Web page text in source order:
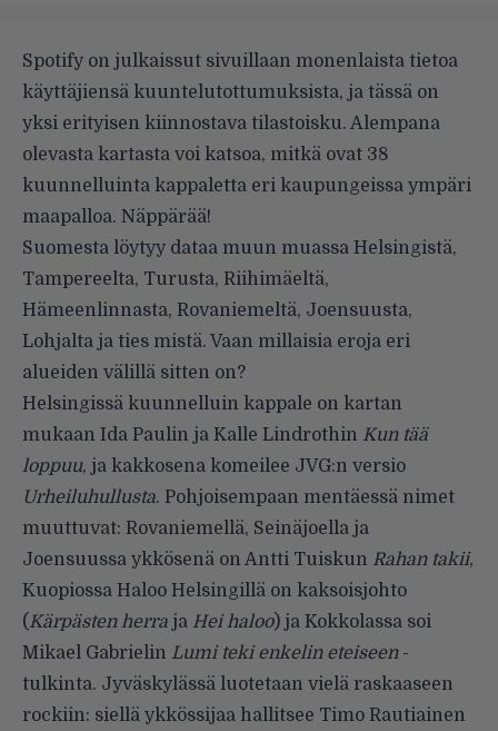
Spotify on julkaissut sivuillaan monenlaista tietoa
käyttäjiensä kuuntelutottumuksista, ja tässä on
yksi erityisen kiinnostava tilastoisku. Alempana
olevasta kartasta voi katsoa, mitkä ovat 38
kuunnelluinta kappaletta eri kaupungeissa ympäri
maapalloa. Näppärää!
Suomesta löytyy dataa muun muassa Helsingistä,
Tampereelta, Turusta, Riihimäeltä,
Hämeenlinnasta, Rovaniemeltä, Joensuusta,
Lohjalta ja ties mistä. Vaan millaisia eroja eri
alueiden välillä sitten on?
Helsingissä kuunnelluin kappale on kartan
mukaan Ida Paulin ja Kalle Lindrothin Kun tää
loppuu, ja kakkosena komeilee JVG:n versio
Urheiluhullusta. Pohjoisempaan mentäessä nimet
muuttuvat: Rovaniemellä, Seinäjoella ja
Joensuussa ykkösenä on Antti Tuiskun Rahan takii,
Kuopiossa Haloo Helsingillä on kaksoisjohto
(Kärpästen herra ja Hei haloo) ja Kokkolassa soi
Mikael Gabrielin Lumi teki enkelin eteiseen-
tulkinta. Jyväskylässä luotetaan vielä raskaaseen
rockiin: siellä ykkössijaa hallitsee Timo Rautiainen